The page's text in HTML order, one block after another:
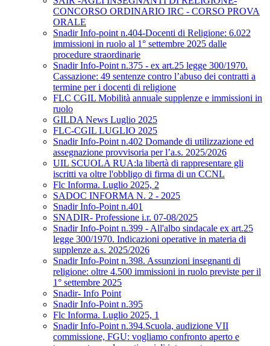
CONCORSO ORDINARIO IRC - CORSO PROVA
ORALE
Snadir Info-point n.404-Docenti di Religione: 6.022
immissioni in ruolo al 1° settembre 2025 dalle
procedure straordinarie
Snadir Info-Point n.375 - ex art.25 legge 300/1970.
Cassazione: 49 sentenze contro l’abuso dei contratti a
termine per i docenti di religione
FLC CGIL Mobilità annuale supplenze e immissioni in
ruolo
GILDA News Luglio 2025
FLC-CGIL LUGLIO 2025
Snadir Info-Point n.402 Domande di utilizzazione ed
assegnazione provvisoria per l’a.s. 2025/2026
UIL SCUOLA RUA:la libertà di rappresentare gli
iscritti va oltre l'obbligo di firma di un CCNL
Flc Informa. Luglio 2025, 2
SADOC INFORMA N. 2 - 2025
Snadir Info-Point n.401
SNADIR- Professione i.r. 07-08/2025
Snadir Info-Point n.399 - All'albo sindacale ex art.25
legge 300/1970. Indicazioni operative in materia di
supplenze a.s. 2025/2026
Snadir Info-Point n.398. Assunzioni insegnanti di
religione: oltre 4.500 immissioni in ruolo previste per il
1° settembre 2025
Snadir- Info Point
Snadir Info-Point n.395
Flc Informa. Luglio 2025, 1
Snadir Info-Point n.394.Scuola, audizione VII
commissione, FGU: vogliamo confronto aperto e